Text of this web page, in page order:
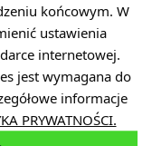
końcowym. W
ustawienia
internetowej.
jest wymagana do
informacje
PRYWATNOŚCI.